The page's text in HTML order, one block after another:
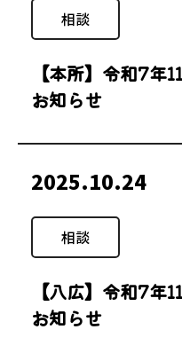
相談
【本所】令和7年
お知らせ
2025.10.24
相談
【八広】令和7年
お知らせ